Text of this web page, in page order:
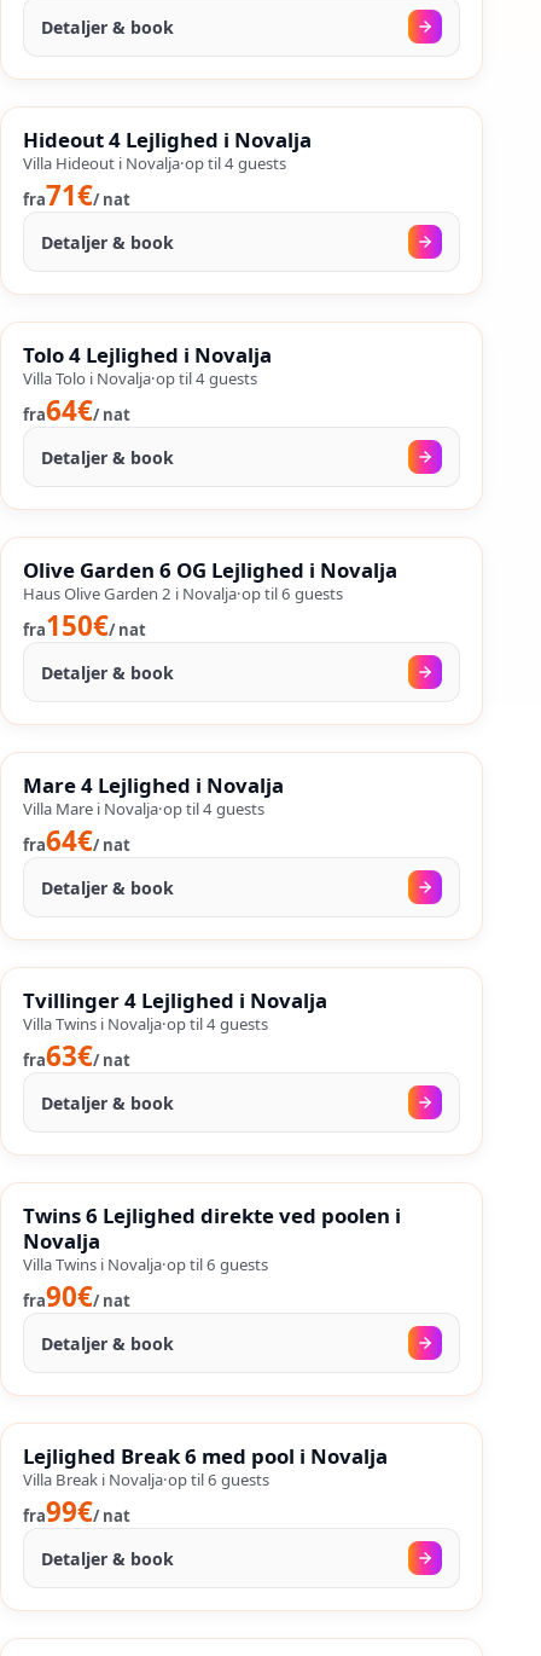
Detaljer & book
SALES
OP TIL−46%
02. sep.–25. sep.
Hideout 4 Lejlighed i Novalja
Villa Hideout i Novalja·op til4guests
fra71€/nat
Detaljer & book
SALES
OP TIL− 50 %
12. aug.–25. sep.
Tolo 4 Lejlighed i Novalja
Villa Tolo i Novalja·op til4guests
fra64€/nat
Detaljer & book
SALES
OP TIL−42%
15. aug.–04. sep.
Olive Garden 6 OG Lejlighed i Novalja
Haus Olive Garden 2 i Novalja·op til6 guests
fra150€/nat
Detaljer & book
SALES
OP TIL−46%
27. aug.–25. sep.
Mare 4 Lejlighed i Novalja
Villa Mare i Novalja·op til4guests
fra64€/nat
Detaljer & book
SALES
OP TIL−45%
18. aug.–25. sep.
Tvillinger 4 Lejlighed i Novalja
Villa Twins i Novalja·op til4guests
fra63€/nat
Detaljer & book
SALES
OP TIL −44 %
15. aug.–25. sep.
Twins 6 Lejlighed direkte ved poolen i
Novalja
Villa Twins i Novalja·op til6 guests
fra90€/nat
Detaljer & book
SALES
OP TIL−39%
18. aug.–25. sep.
Lejlighed Break 6 med pool i Novalja
Villa Break i Novalja·op til6 guests
fra99€/nat
Detaljer & book
20. sep.–25. sep.